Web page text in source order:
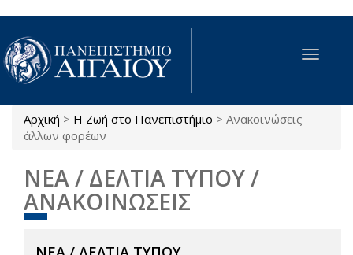
Παράκαμψη προς το κυρίως περιεχόμενο
Toggle
Είστε εδώ
Αρχική > Η Ζωή στο Πανεπιστήμιο > Ανακοινώσεις
άλλων φορέων
ΝΕΑ / ΔΕΛΤΙΑ ΤΥΠΟΥ /
ΑΝΑΚΟΙΝΩΣΕΙΣ